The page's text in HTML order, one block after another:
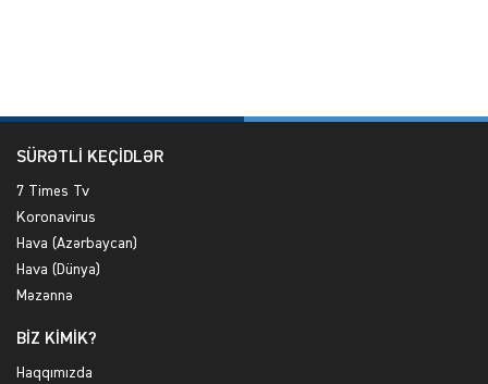
SÜRƏTLİ KEÇİDLƏR
7 Times Tv
Koronavirus
Hava (Azərbaycan)
Hava (Dünya)
Məzənnə
BİZ KİMİK?
Haqqımızda